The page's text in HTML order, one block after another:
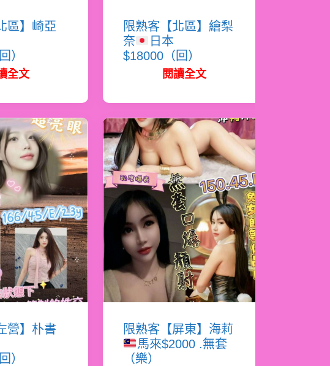
區】崎亞
）
全文
限熟客【北區】繪梨
奈
日本
$18000（回）
閱讀全文
營】朴書
）
限熟客【屏東】海莉
馬來$2000 .無套
（樂）